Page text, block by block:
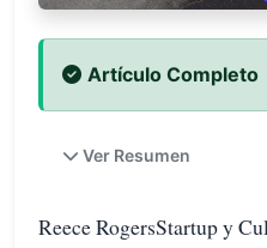
Artículo Completo
Ver Resumen
Reece RogersStartup y